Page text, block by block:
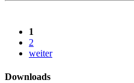
1
2
weiter
Downloads